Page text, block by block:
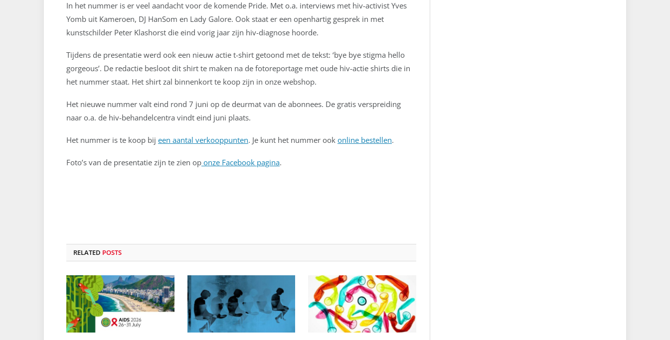
In het nummer is er veel aandacht voor de komende Pride. Met o.a. interviews met hiv-activist Yves
Yomb uit Kameroen, DJ HanSom en Lady Galore. Ook staat er een openhartig gesprek in met
kunstschilder Peter Klashorst die eind vorig jaar zijn hiv-diagnose hoorde.
Tijdens de presentatie werd ook een nieuw actie t-shirt getoond met de tekst: ‘bye bye stigma hello
gorgeous’. De redactie besloot dit shirt te maken na de fotoreportage met oude hiv-actie shirts die in
het nummer staat. Het shirt zal binnenkort te koop zijn in onze webshop.
Het nieuwe nummer valt eind rond 7 juni op de deurmat van de abonnees. De gratis verspreiding
naar o.a. de hiv-behandelcentra vindt eind juni plaats.
Het nummer is te koop bij een aantal verkooppunten. Je kunt het nummer ook online bestellen.
Foto’s van de presentatie zijn te zien op onze Facebook pagina.
RELATED POSTS